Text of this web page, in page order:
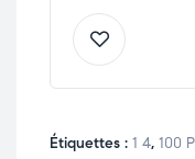
Étiquettes : 1 4, 100